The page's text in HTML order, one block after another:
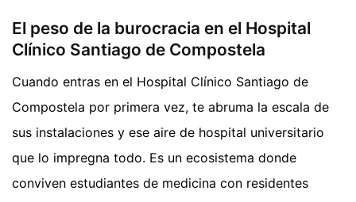
El peso de la burocracia en el Hospital
Clínico Santiago de Compostela
Cuando entras en el Hospital Clínico Santiago de
Compostela por primera vez, te abruma la escala de
sus instalaciones y ese aire de hospital universitario
que lo impregna todo. Es un ecosistema donde
conviven estudiantes de medicina con residentes